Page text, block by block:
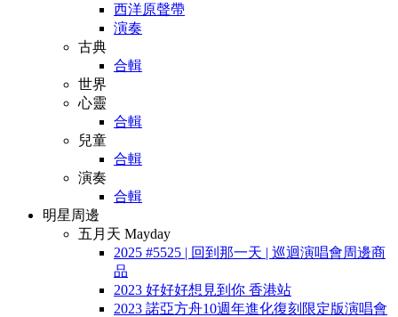
西洋原聲帶
演奏
古典
合輯
世界
心靈
合輯
兒童
合輯
演奏
合輯
明星周邊
五月天 Mayday
2025 #5525 | 回到那一天 | 巡迴演唱會周邊商
品
2023 好好好想見到你 香港站
2023 諾亞方舟10週年進化復刻限定版演唱會